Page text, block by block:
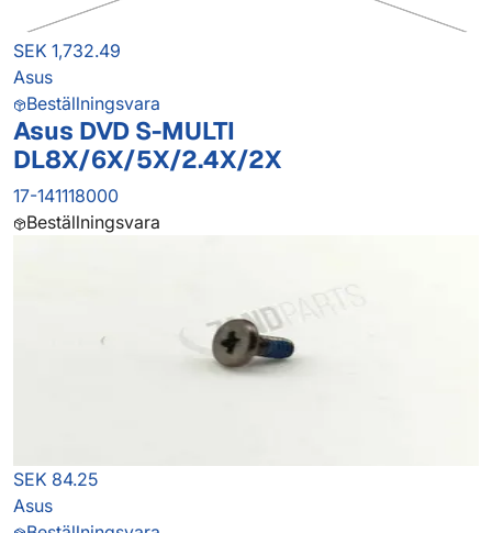
SEK 1,732.49
Asus
Beställningsvara
Asus DVD S-MULTI
DL8X/6X/5X/2.4X/2X
17-141118000
Beställningsvara
SEK 84.25
Asus